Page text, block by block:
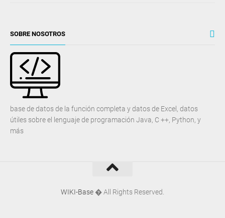
SOBRE NOSOTROS
base de datos de la función completa y datos de Excel, datos
útiles sobre el lenguaje de programación Java, C ++, Python, y
más
WIKI-Base � All Rights Reserved.